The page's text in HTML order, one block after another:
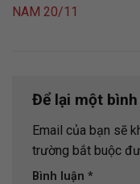
NAM 20/11
Để lại một bình
Email của bạn sẽ
trường bắt buộc
Bình luận *